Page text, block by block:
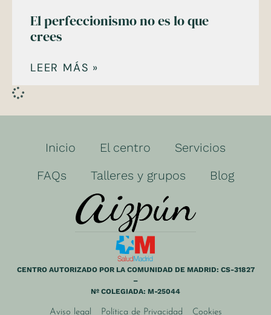
El perfeccionismo no es lo que
crees
LEER MÁS »
Inicio El centro
Servicios
FAQs
Talleres y grupos Blog
CENTRO AUTORIZADO POR LA COMUNIDAD DE MADRID: CS-31827
–
Nº COLEGIADA: M-25044
Aviso legal Política de Privacidad Cookies